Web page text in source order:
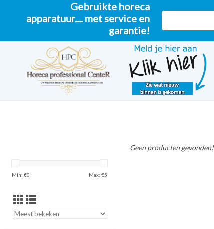
Gebruikte horeca
apparatuur.... met service en
garantie!
Min: €0 Max: €5
Geen producten